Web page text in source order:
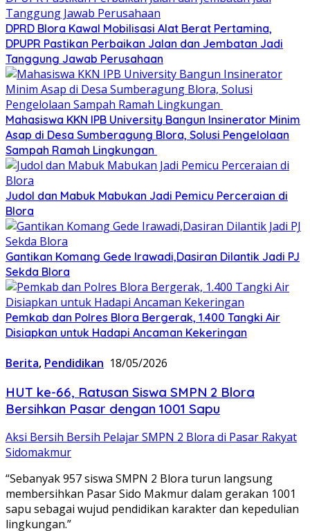
DPRD Blora Kawal Mobilisasi Alat Berat Pertamina,
DPUPR Pastikan Perbaikan Jalan dan Jembatan Jadi
Tanggung Jawab Perusahaan
Mahasiswa KKN IPB University Bangun Insinerator Minim
Asap di Desa Sumberagung Blora, Solusi Pengelolaan
Sampah Ramah Lingkungan ‎
Judol dan Mabuk Mabukan Jadi Pemicu Perceraian di
Blora
Gantikan Komang Gede Irawadi,Dasiran Dilantik Jadi PJ
Sekda Blora
Pemkab dan Polres Blora Bergerak, 1.400 Tangki Air
Disiapkan untuk Hadapi Ancaman Kekeringan
Berita, Pendidikan 18/05/2026
HUT ke-66, Ratusan Siswa SMPN 2 Blora
Bersihkan Pasar dengan 1001 Sapu
Aksi Bersih Bersih Pelajar SMPN 2 Blora di Pasar Rakyat
Sidomakmur
“Sebanyak 957 siswa SMPN 2 Blora turun langsung
membersihkan Pasar Sido Makmur dalam gerakan 1001
sapu sebagai wujud pendidikan karakter dan kepedulian
lingkungan.”